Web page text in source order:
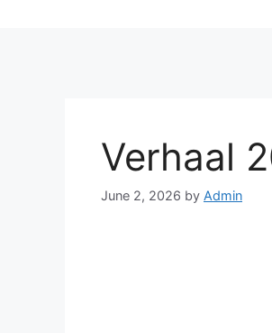
Verhaal
June 2, 2026 by Admin